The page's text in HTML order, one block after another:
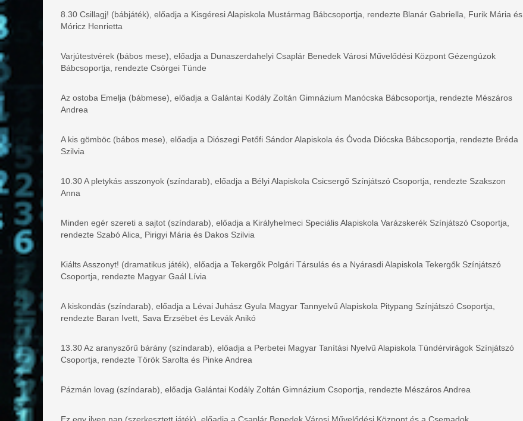
8.30 Csillagj! (bábjáték), előadja a Kisgéresi Alapiskola Mustármag Bábcsoportja, rendezte Blanár Gabriella, Furik Mária és
Móricz Henrietta
Varjútestvérek (bábos mese), előadja a Dunaszerdahelyi Csaplár Benedek Városi Művelődési Központ Gézengúzok
Bábcsoportja, rendezte Csörgei Tünde
Az ostoba Emelja (bábmese), előadja a Galántai Kodály Zoltán Gimnázium Manócska Bábcsoportja, rendezte Mészáros
Andrea
A kis gömböc (bábos mese), előadja a Diószegi Petőfi Sándor Alapiskola és Óvoda Diócska Bábcsoportja, rendezte Bréda
Szilvia
10.30 A pletykás asszonyok (színdarab), előadja a Bélyi Alapiskola Csicsergő Színjátszó Csoportja, rendezte Szakszon
Anna
Minden egér szereti a sajtot (színdarab), előadja a Királyhelmeci Speciális Alapiskola Varázskerék Színjátszó Csoportja,
rendezte Szabó Alica, Pirigyi Mária és Dakos Szilvia
Kiálts Asszonyt! (dramatikus játék), előadja a Tekergők Polgári Társulás és a Nyárasdi Alapiskola Tekergők Színjátszó
Csoportja, rendezte Magyar Gaál Lívia
A kiskondás (színdarab), előadja a Lévai Juhász Gyula Magyar Tannyelvű Alapiskola Pitypang Színjátszó Csoportja,
rendezte Baran Ivett, Sava Erzsébet és Levák Anikó
13.30 Az aranyszőrű bárány (színdarab), előadja a Perbetei Magyar Tanítási Nyelvű Alapiskola Tündérvirágok Színjátszó
Csoportja, rendezte Török Sarolta és Pinke Andrea
Pázmán lovag (színdarab), előadja Galántai Kodály Zoltán Gimnázium Csoportja, rendezte Mészáros Andrea
Ez egy ilyen nap (szerkesztett játék), előadja a Csaplár Benedek Városi Művelődési Központ és a Csemadok